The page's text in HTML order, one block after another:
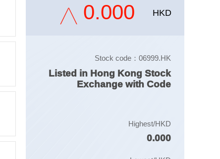
0.000 HKD
Stock code：06999.HK
Listed in Hong Kong Stock
Exchange with Code
Highest/HKD
0.000